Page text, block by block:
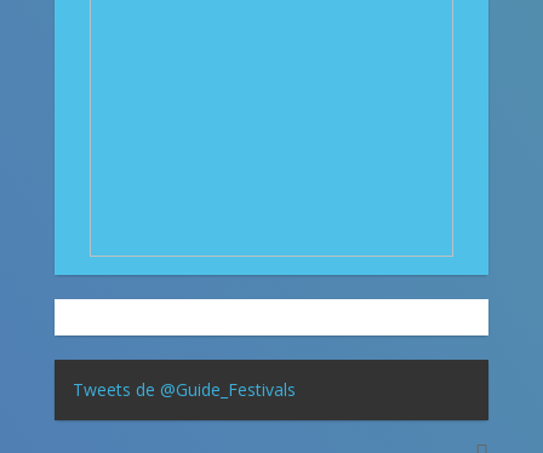
Tweets de @Guide_Festivals